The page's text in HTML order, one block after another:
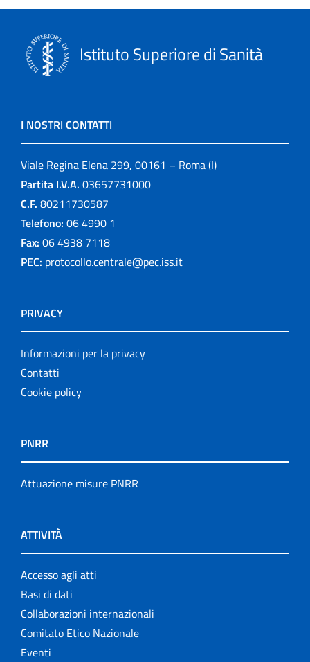
Istituto Superiore di Sanità
I NOSTRI CONTATTI
Viale Regina Elena 299, 00161 – Roma (I)
Partita I.V.A. 03657731000
C.F. 80211730587
Telefono: 06 4990 1
Fax: 06 4938 7118
PEC: protocollo.centrale@pec.iss.it
PRIVACY
Informazioni per la privacy
Contatti
Cookie policy
PNRR
Attuazione misure PNRR
ATTIVITÀ
Accesso agli atti
Basi di dati
Collaborazioni internazionali
Comitato Etico Nazionale
Eventi